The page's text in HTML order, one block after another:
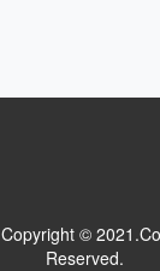
Copyright ©
Reserved.